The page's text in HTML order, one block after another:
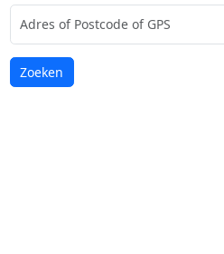
Laden...
Zoeken